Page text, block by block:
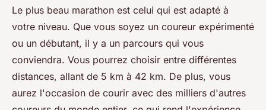
Le plus beau marathon est celui qui est adapté à
votre niveau. Que vous soyez un coureur expérimenté
ou un débutant, il y a un parcours qui vous
conviendra. Vous pourrez choisir entre différentes
distances, allant de 5 km à 42 km. De plus, vous
aurez l'occasion de courir avec des milliers d'autres